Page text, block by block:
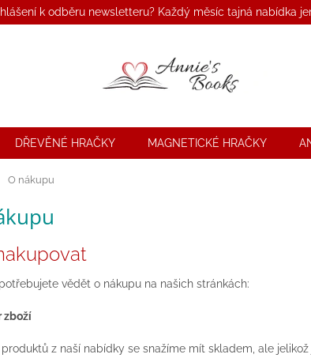
k odběru newsletteru? Každý měsíc tajná nabídka
DŘEVĚNÉ HRAČKY MAGNETICKÉ HRAČKY
O nákupu
vědět o nákupu na našich stránkách:
zboží
z naší nabídky se snažíme mít skladem, ale